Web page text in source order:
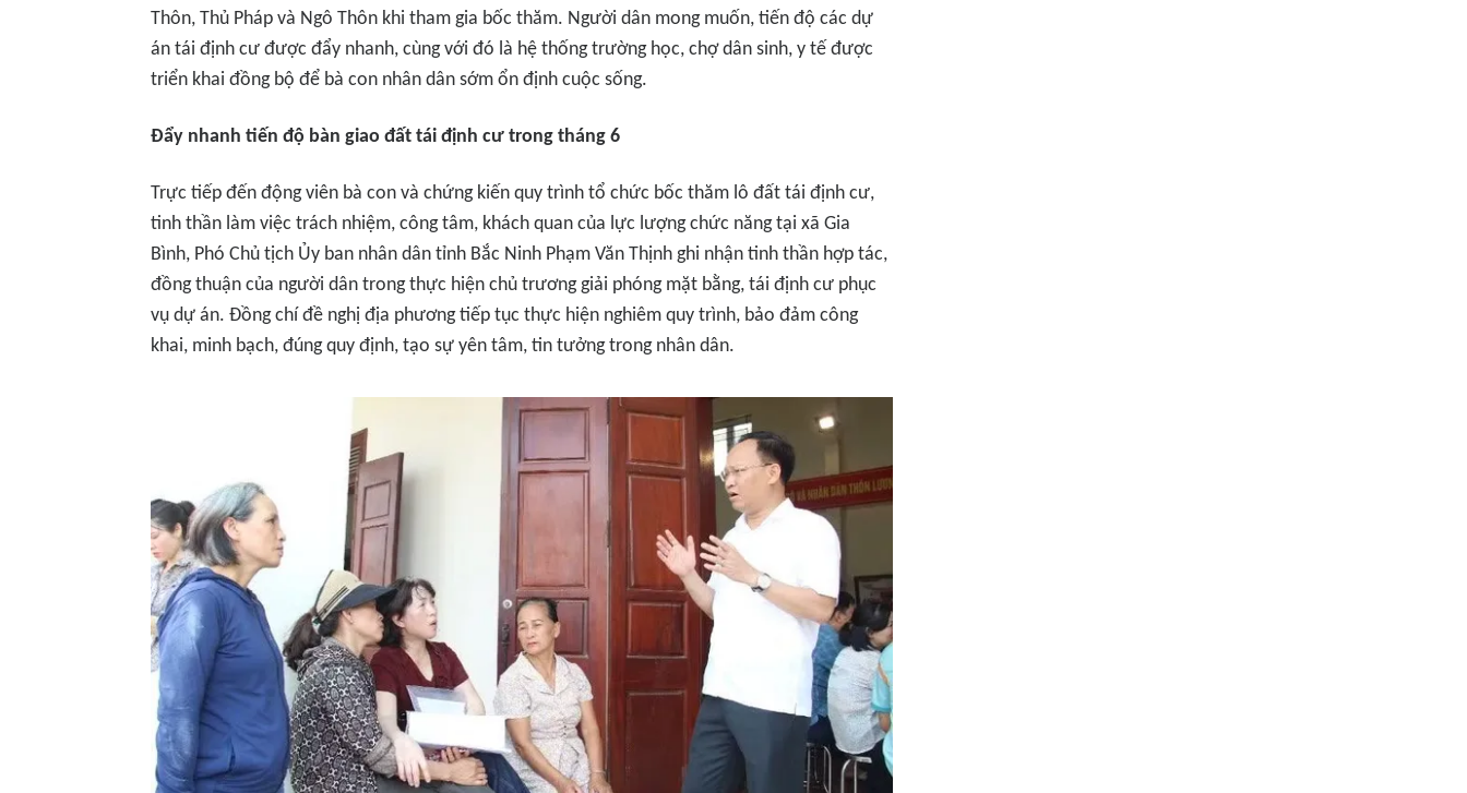
Thôn, Thủ Pháp và Ngô Thôn khi tham gia bốc thăm. Người dân mong muốn, tiến độ các dự
án tái định cư được đẩy nhanh, cùng với đó là hệ thống trường học, chợ dân sinh, y tế được
triển khai đồng bộ để bà con nhân dân sớm ổn định cuộc sống.
Đẩy nhanh tiến độ bàn giao đất tái định cư trong tháng 6
Trực tiếp đến động viên bà con và chứng kiến quy trình tổ chức bốc thăm lô đất tái định cư,
tinh thần làm việc trách nhiệm, công tâm, khách quan của lực lượng chức năng tại xã Gia
Bình, Phó Chủ tịch Ủy ban nhân dân tỉnh Bắc Ninh Phạm Văn Thịnh ghi nhận tinh thần hợp tác,
đồng thuận của người dân trong thực hiện chủ trương giải phóng mặt bằng, tái định cư phục
vụ dự án. Đồng chí đề nghị địa phương tiếp tục thực hiện nghiêm quy trình, bảo đảm công
khai, minh bạch, đúng quy định, tạo sự yên tâm, tin tưởng trong nhân dân.